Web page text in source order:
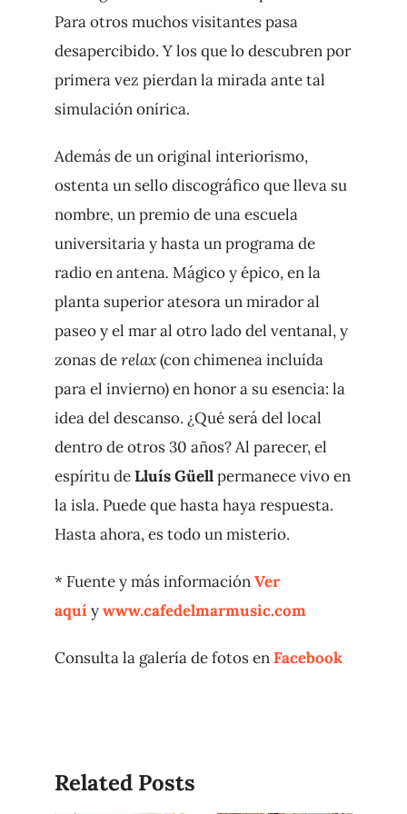
Para otros muchos visitantes pasa
desapercibido. Y los que lo descubren por
primera vez pierdan la mirada ante tal
simulación onírica.
Además de un original interiorismo,
ostenta un sello discográfico que lleva su
nombre, un premio de una escuela
universitaria y hasta un programa de
radio en antena. Mágico y épico, en la
planta superior atesora un mirador al
paseo y el mar al otro lado del ventanal, y
zonas derelax(con chimenea incluída
para el invierno) en honor a su esencia: la
idea del descanso. ¿Qué será del local
dentro de otros 30 años? Al parecer, el
espíritu deLluís Güellpermanece vivo en
la isla. Puede que hasta haya respuesta.
Hasta ahora, es todo un misterio.
* Fuente y más informaciónVer
aquíywww.cafedelmarmusic.com
Consulta la galería de fotos enFacebook
Related Posts